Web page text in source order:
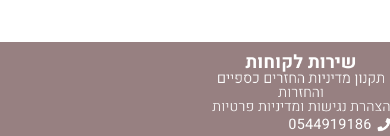
שירות לקוחות
תקנון מדיניות החזרים כספיים
והחזרות
הצהרת נגישות ומדיניות פרטיות
0544919186